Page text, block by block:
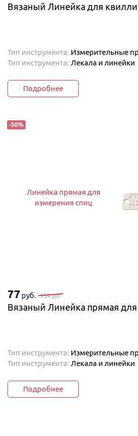
Вязаный Линейка для
Тип инструмента: Измерительные
Тип инструмента: Лекала и линейки
Подробнее
-50%
Линейка прямая для
измерения спиц
77 руб. 154руб.
Вязаный Линейка прямая
Тип инструмента: Измерительные
Тип инструмента: Лекала и линейки
Подробнее